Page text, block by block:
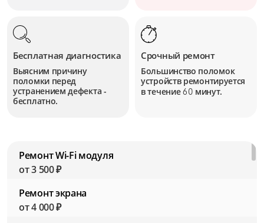
Бесплатная диагностика
Выясним причину
поломки перед
устранением дефекта -
бесплатно.
Срочный ремонт
Большинство поломок
устройств ремонтируется
в течение60 минут.
Ремонт Wi-Fi модуля
от 3 500 ₽
Ремонт экрана
от 4 000 ₽